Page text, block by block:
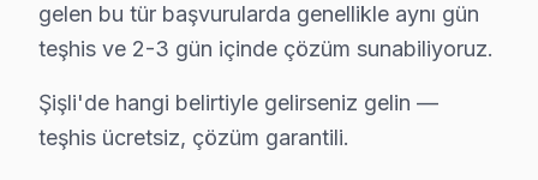
Şişli'da Profilo LED TV servis fiyatları, arıza türüne
Şişli'de Profilo görüntüleme sistemi tamir fiyatları
• T-Con kartı değişimi: ₺350 – ₺900
• Anakart tamiri/değişimi: ₺500 – ₺1.800
gelen bu tür başvurularda genellikle aynı gün
teşhis ve 2-3 gün içinde çözüm sunabiliyoruz.
Şişli'de hangi belirtiyle gelirseniz gelin —
teşhis ücretsiz, çözüm garantili.